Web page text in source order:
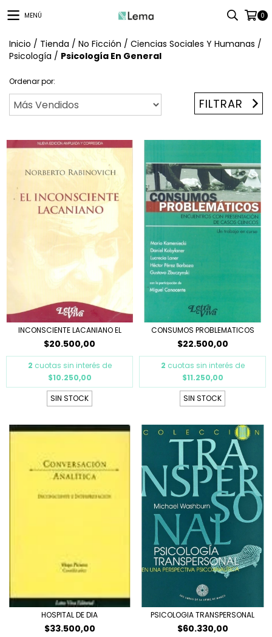
MENÚ 0
Inicio / Tienda / No Ficción / Ciencias Sociales Y Humanas /
Psicología / Psicología En General
Ordenar por:
FILTRAR
INCONSCIENTE LACANIANO EL
$20.500,00
2 cuotas sin interés de
$10.250,00
SIN STOCK
CONSUMOS PROBLEMATICOS
$22.500,00
2 cuotas sin interés de
$11.250,00
SIN STOCK
HOSPITAL DE DIA
$33.500,00
PSICOLOGIA TRANSPERSONAL
$60.330,00